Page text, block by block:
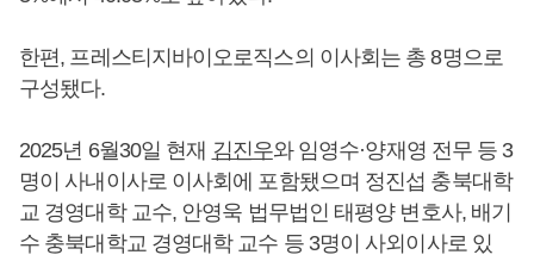
한편, 프레스티지바이오로직스의 이사회는 총 8명으로
구성됐다.
2025년 6월30일 현재 김진우와 임영수·양재영 전무 등 3
명이 사내이사로 이사회에 포함됐으며 정진섭 충북대학
교 경영대학 교수, 안영욱 법무법인 태평양 변호사, 배기
수 충북대학교 경영대학 교수 등 3명이 사외이사로 있